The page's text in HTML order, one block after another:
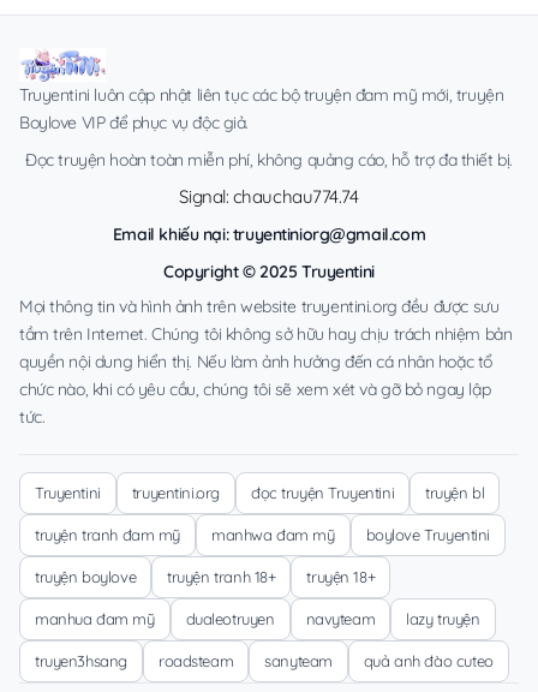
Truyentini luôn cập nhật liên tục các bộ truyện đam mỹ mới, truyện
Boylove VIP để phục vụ độc giả.
Đọc truyện hoàn toàn miễn phí, không quảng cáo, hỗ trợ đa thiết bị.
Signal: chauchau774.74
Email khiếu nại:truyentiniorg@gmail.com
Copyright © 2025 Truyentini
Mọi thông tin và hình ảnh trên website truyentini.org đều được sưu
tầm trên Internet. Chúng tôi không sở hữu hay chịu trách nhiệm bản
quyền nội dung hiển thị. Nếu làm ảnh hưởng đến cá nhân hoặc tổ
chức nào, khi có yêu cầu, chúng tôi sẽ xem xét và gỡ bỏ ngay lập
tức.
Truyentini truyentini.org đọc truyện Truyentini truyện bl
truyện tranh đam mỹ manhwa đam mỹ boylove Truyentini
truyện boylove truyện tranh 18+ truyện 18+
manhua đam mỹ dualeotruyen navyteam lazy truyện
truyen3hsang roadsteam sanyteam quả anh đào cuteo